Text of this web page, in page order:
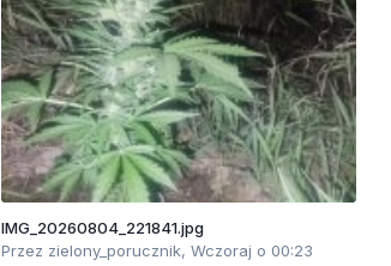
IMG_20260804_221841.jpg
Przez zielony_porucznik, Wczoraj o 00:23